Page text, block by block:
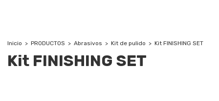
Inicio > PRODUCTOS > Abrasivos > Kit de pulido > Kit FINISHING SET
Kit FINISHING SET